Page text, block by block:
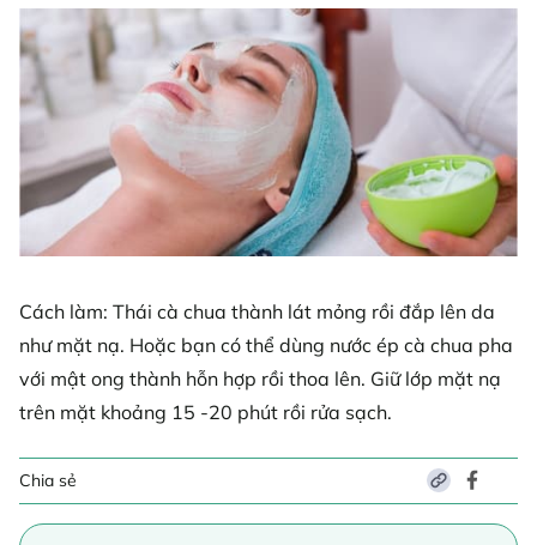
Cách làm: Thái cà chua thành lát mỏng rồi đắp lên da
như mặt nạ. Hoặc bạn có thể dùng nước ép cà chua pha
với mật ong thành hỗn hợp rồi thoa lên. Giữ lớp mặt nạ
trên mặt khoảng 15 -20 phút rồi rửa sạch.
Chia sẻ